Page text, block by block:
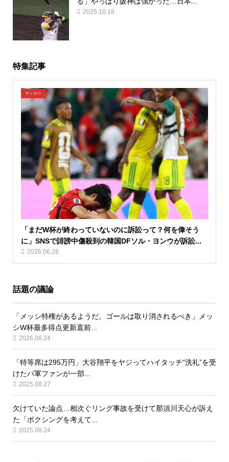
2025.10.18
特集記事
サッカー
「まだW杯が終わっていないのに訴訟って？何を偉そう
に」SNSで誹謗中傷殺到の韓国DFソル・ヨンウが訴訟...
2026.06.26
話題の議論
「メッシ特権があるようだ。ゴールは取り消されるべき」メッ
シW杯最多得点更新直前...
2026.06.24
「特等席は295万円」大谷翔平をヤジってハイタッチ“洗礼”を受
けたパ軍ファンが一部...
2025.08.27
欠けていた論点…相次ぐリング事故を受けて那須川天心が訴え
た「ボクシングを考えて...
2025.08.24